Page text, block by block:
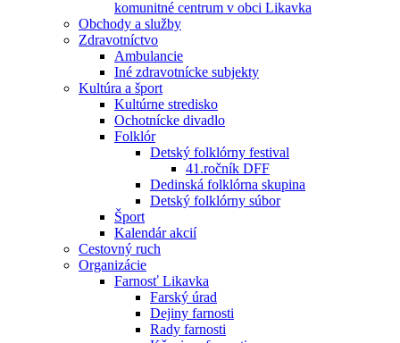
komunitné centrum v obci Likavka
Obchody a služby
Zdravotníctvo
Ambulancie
Iné zdravotnícke subjekty
Kultúra a šport
Kultúrne stredisko
Ochotnícke divadlo
Folklór
Detský folklórny festival
41.ročník DFF
Dedinská folklórna skupina
Detský folklórny súbor
Šport
Kalendár akcií
Cestovný ruch
Organizácie
Farnosť Likavka
Farský úrad
Dejiny farnosti
Rady farnosti